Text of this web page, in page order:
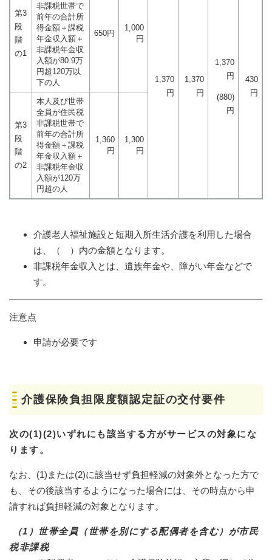
第3
段
階
の1
非課税世帯で
前年の合計所
得金額＋課税
年金収入額＋
非課税年金収
入額が80.9万
円超120万以
下の人
650円
1,000
円
1,370
円
1,370
円
1,370
円
(880)
円
430
円
第3
段
階
の2
本人及び世帯
全員が住民税
非課税世帯で
前年の合計所
得金額＋課税
年金収入額＋
非課税年金収
入額が120万
円超の人
1,360
円
1,300
円
介護老人福祉施設と短期入所生活介護を利用した場合
は、（ ）内の金額となります。
非課税年金収入とは、遺族年金や、障がい年金などで
す。
注意点
申請が必要です
介護保険負担限度額認定証の交付要件
次の(1)(2)いずれにも該当する方がサービスの対象にな
ります。
なお、(1)または(2)に該当せず負担軽減の対象外となった方で
も、その後該当するようになった場合には、その時点から申
請すれば負担軽減の対象となります。
（1） 世帯全員（世帯を別にする配偶者を含む）が市民
税非課税